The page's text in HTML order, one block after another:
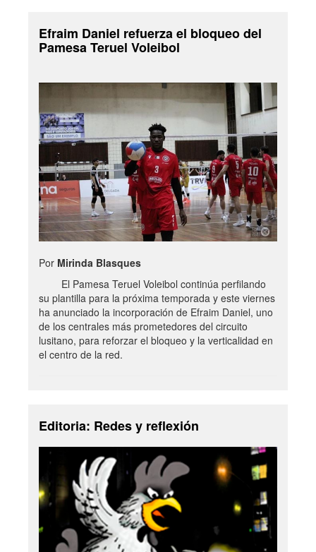
Efraim Daniel refuerza el bloqueo del
Pamesa Teruel Voleibol
Por Mirinda Blasques
El Pamesa Teruel Voleibol continúa perfilando
su plantilla para la próxima temporada y este viernes
ha anunciado la incorporación de Efraim Daniel, uno
de los centrales más prometedores del circuito
lusitano, para reforzar el bloqueo y la verticalidad en
el centro de la red.
Editoria: Redes y reflexión